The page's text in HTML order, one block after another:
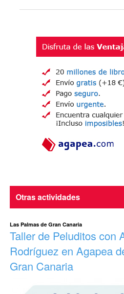
Otras actividades
Las Palmas de Gran Canaria
Taller de Peluditos con
Rodríguez en Agapea
Gran Canaria